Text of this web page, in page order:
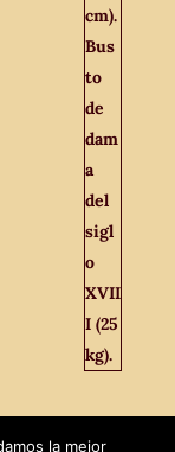
la mejor